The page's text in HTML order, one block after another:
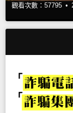
觀看次數：57795 •